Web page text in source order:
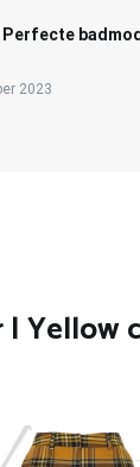
Perfecte
2023
Yellow